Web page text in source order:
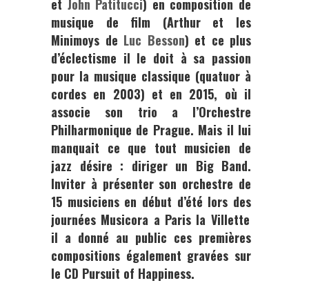
et John Patitucci) en composition de
musique de film (Arthur et les
Minimoys de Luc Besson) et ce plus
d’éclectisme il le doit à sa passion
pour la musique classique (quatuor à
cordes en 2003) et en 2015, où il
associe son trio a l’Orchestre
Philharmonique de Prague. Mais il lui
manquait ce que tout musicien de
jazz désire : diriger un Big Band.
Inviter à présenter son orchestre de
15 musiciens en début d’été lors des
journées Musicora a Paris la Villette
il a donné au public ces premières
compositions également gravées sur
le CD Pursuit of Happiness.